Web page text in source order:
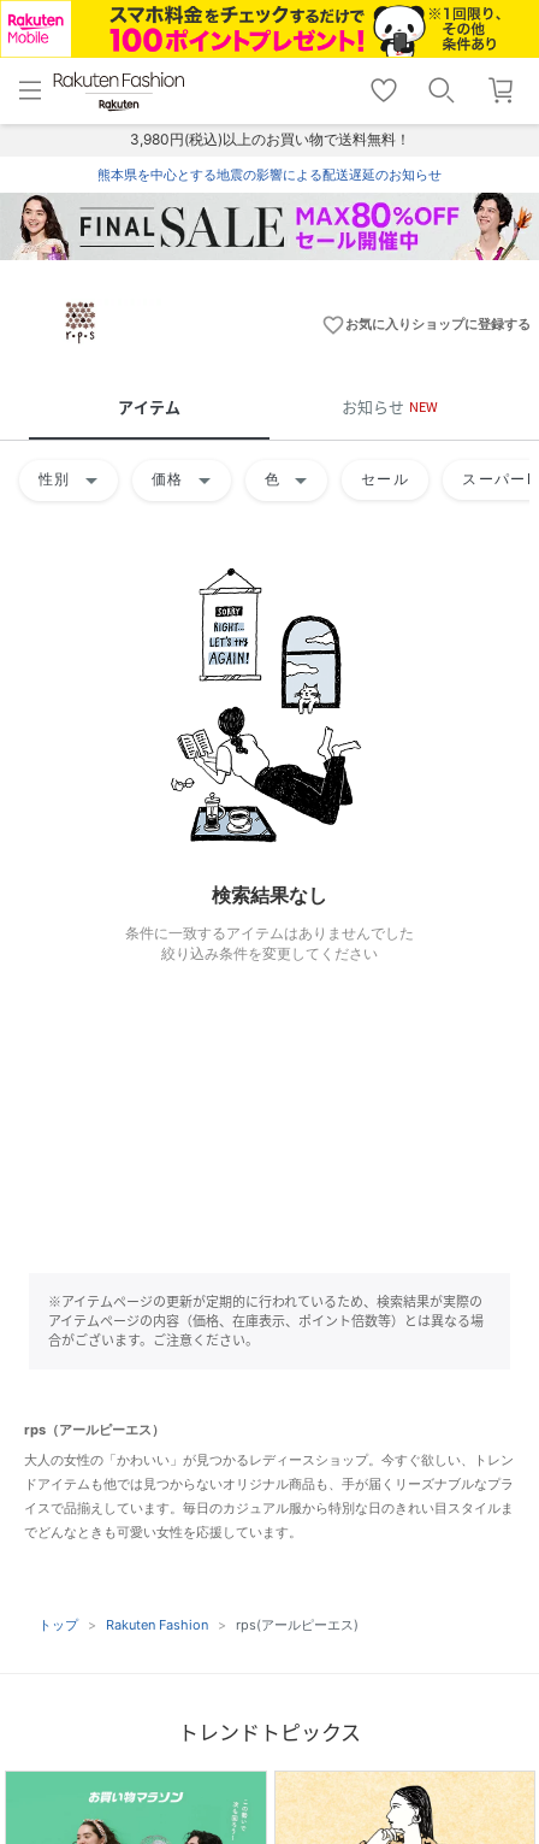
menu home
トップ
shopping_cart lock_outline
ログイン
3,980円(税込)以上のお買い物で送料無料！
熊本県を中心とする地震の影響による配送遅延のお知らせ
favorite_borderお気に入りショップに登録する
アイテム お知らせ NEW
性別 arrow_drop_down 価格 arrow_drop_down 色 arrow_drop_down セール スーパー
検索結果なし
条件に一致するアイテムはありませんでした
絞り込み条件を変更してください
※アイテムページの更新が定期的に行われているため、検索結果が実際の
アイテムページの内容（価格、在庫表示、ポイント倍数等）とは異なる場
合がございます。ご注意ください。
rps（アールピーエス）
大人の女性の「かわいい」が見つかるレディースショップ。今すぐ欲しい、トレン
ドアイテムも他では見つからないオリジナル商品も、手が届くリーズナブルなプラ
イスで品揃えしています。毎日のカジュアル服から特別な日のきれい目スタイルま
でどんなときも可愛い女性を応援しています。
トップ Rakuten Fashion rps(アールピーエス)
トレンドトピックス